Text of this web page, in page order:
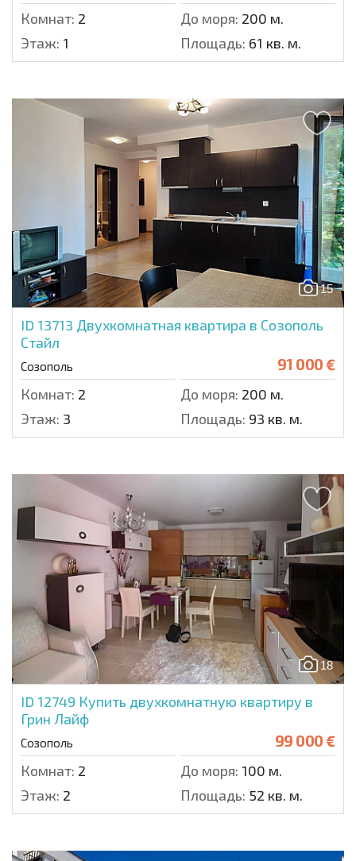
Комнат: 2 До моря: 200 м.
Этаж: 1 Площадь: 61 кв. м.
15
ID 13713 Двухкомнатная квартира в Созополь
Стайл
Созополь 91 000 €
Комнат: 2 До моря: 200 м.
Этаж: 3 Площадь: 93 кв. м.
18
ID 12749 Купить двухкомнатную квартиру в
Грин Лайф
Созополь 99 000 €
Комнат: 2 До моря: 100 м.
Этаж: 2 Площадь: 52 кв. м.